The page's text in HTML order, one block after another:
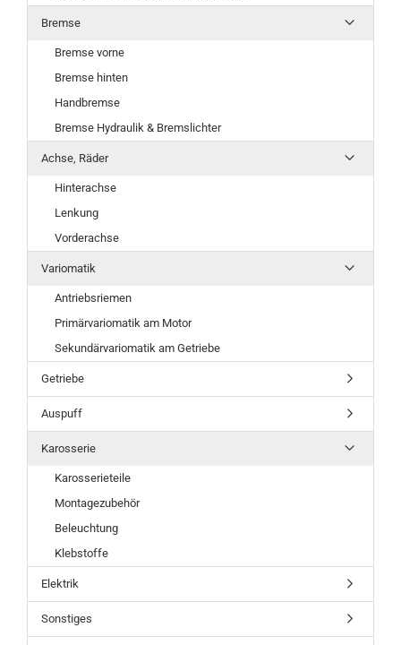
Bremse
Bremse vorne
Bremse hinten
Handbremse
Bremse Hydraulik & Bremslichter
Achse, Räder
Hinterachse
Lenkung
Vorderachse
Variomatik
Antriebsriemen
Primärvariomatik am Motor
Sekundärvariomatik am Getriebe
Getriebe
Auspuff
Karosserie
Karosserieteile
Montagezubehör
Beleuchtung
Klebstoffe
Elektrik
Sonstiges